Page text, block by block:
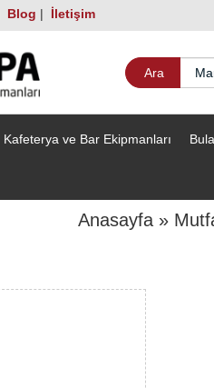
Blog | İletişim
Kafeterya ve Bar Ekipmanları
Anasayfa»